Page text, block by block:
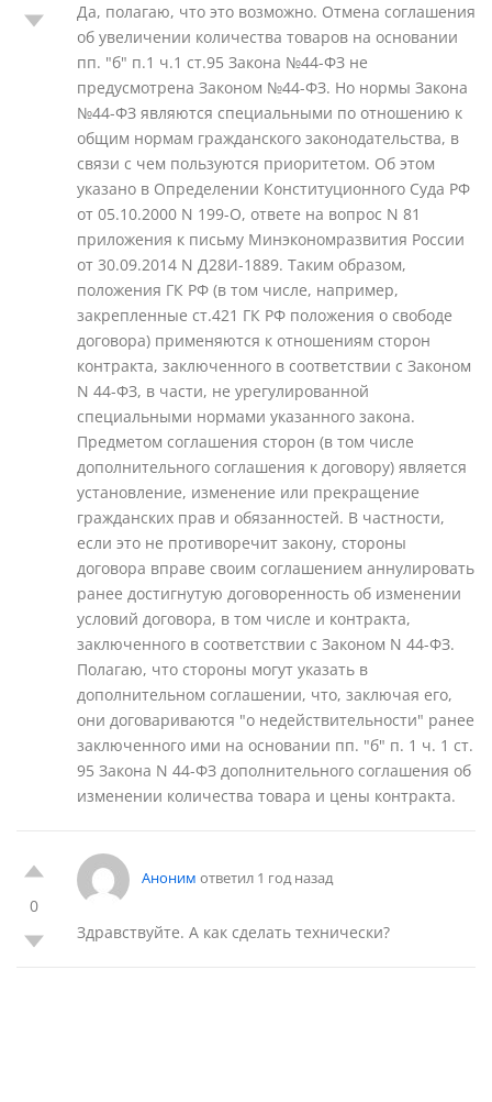
Да, полагаю, что это возможно. Отмена соглашения
об увеличении количества товаров на основании
пп. "б" п.1 ч.1 ст.95 Закона №44-ФЗ не
предусмотрена Законом №44-ФЗ. Но нормы Закона
№44-ФЗ являются специальными по отношению к
общим нормам гражданского законодательства, в
связи с чем пользуются приоритетом. Об этом
указано в Определении Конституционного Суда РФ
от 05.10.2000 N 199-О, ответе на вопрос N 81
приложения к письму Минэкономразвития России
от 30.09.2014 N Д28И-1889. Таким образом,
положения ГК РФ (в том числе, например,
закрепленные ст.421 ГК РФ положения о свободе
договора) применяются к отношениям сторон
контракта, заключенного в соответствии с Законом
N 44-ФЗ, в части, не урегулированной
специальными нормами указанного закона.
Предметом соглашения сторон (в том числе
дополнительного соглашения к договору) является
установление, изменение или прекращение
гражданских прав и обязанностей. В частности,
если это не противоречит закону, стороны
договора вправе своим соглашением аннулировать
ранее достигнутую договоренность об изменении
условий договора, в том числе и контракта,
заключенного в соответствии с Законом N 44-ФЗ.
Полагаю, что стороны могут указать в
дополнительном соглашении, что, заключая его,
они договариваются "о недействительности" ранее
заключенного ими на основании пп. "б" п. 1 ч. 1 ст.
95 Закона N 44-ФЗ дополнительного соглашения об
изменении количества товара и цены контракта.
0
Аноним ответил 1 год назад
Здравствуйте. А как сделать технически?